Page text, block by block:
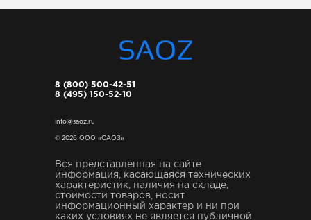
8 (800) 500-42-51
8 (495) 150-52-10
info@saoz.ru
© 2026 ООО «САОЗ»
Вся представленная на сайте
информация, касающаяся технических
характеристик, наличия на складе,
стоимости товаров, носит
информационный характер и ни при
каких условиях не является публичной